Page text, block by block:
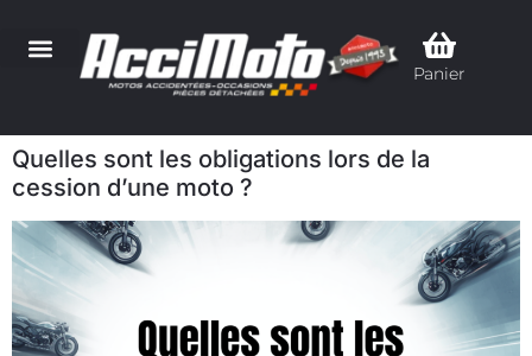
Panier
Quelles sont les obligations lors de la
cession d’une moto ?